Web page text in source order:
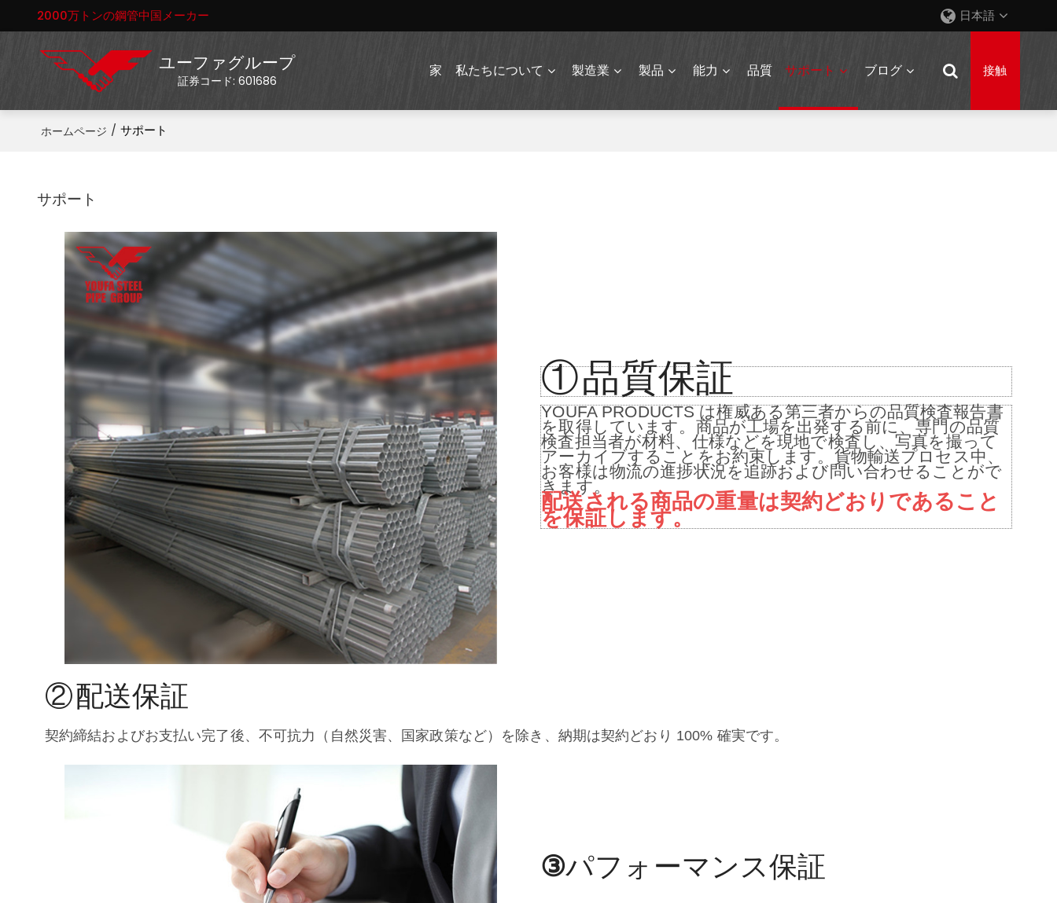
2000万トンの鋼管中国メーカー 日本語
ユーファグループ
証券コード: 601686
家 私たちについて 製造業 製品 能力 品質 サポート ブログ 接触
ホームページ / サポート
サポート
①品質保証
YOUFA PRODUCTS は権威ある第三者からの品質検査報告書
を取得しています。商品が工場を出発する前に、専門の品質
検査担当者が材料、仕様などを現地で検査し、写真を撮って
アーカイブすることをお約束します。貨物輸送プロセス中、
お客様は物流の進捗状況を追跡および問い合わせることがで
きます。
配送される商品の重量は契約どおりであること
を保証します。
②配送保証
契約締結およびお支払い完了後、不可抗力（自然災害、国家政策など）を除き、納期は契約どおり 100% 確実です。
③パフォーマンス保証